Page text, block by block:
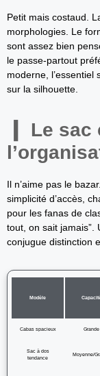
Petit mais costaud.
morphologies. Le
sont assez bien
le passe-partout
moderne,
sur la silhouette.
Le sac
Il n’aime pas le
simplicité d’accès,
pour les fanas de
tout, on sait jamais”.
conjugue distinction
Modèle
Cabas spacieux Grande
Sac à dos
tendance
Moyenne/